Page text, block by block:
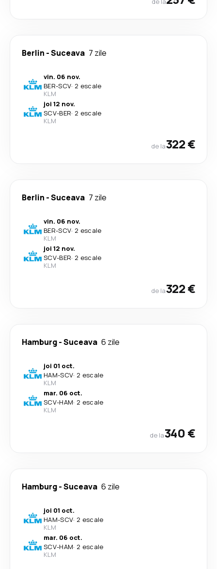
Berlin -Suceava 7 zile
vin. 06 nov.
BER-SCV· 2 escale
KLM
joi 12 nov.
SCV-BER· 2 escale
KLM
de la322 €
Berlin -Suceava 7 zile
vin. 06 nov.
BER-SCV· 2 escale
KLM
joi 12 nov.
SCV-BER· 2 escale
KLM
de la322 €
Hamburg-Suceava 6 zile
joi 01 oct.
HAM-SCV· 2 escale
KLM
mar. 06 oct.
SCV-HAM· 2 escale
KLM
de la340 €
Hamburg-Suceava 6 zile
joi 01 oct.
HAM-SCV· 2 escale
KLM
mar. 06 oct.
SCV-HAM· 2 escale
KLM